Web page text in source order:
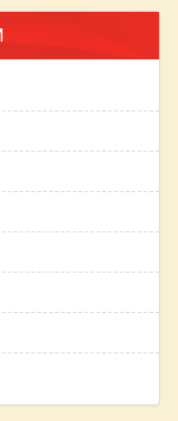
lớn.
của đầu, không
fullface. Sản phẩm
di chuyển hằng
logo, tên doanh
trên bề mặt vỏ.
nhận diện thương